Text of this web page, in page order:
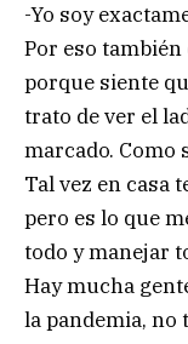
-Yo soy
Por eso
porque siente
trato de ver el
marcado. Como
Tal vez en casa
pero es lo que
todo y manejar
Hay mucha
la pandemia, no